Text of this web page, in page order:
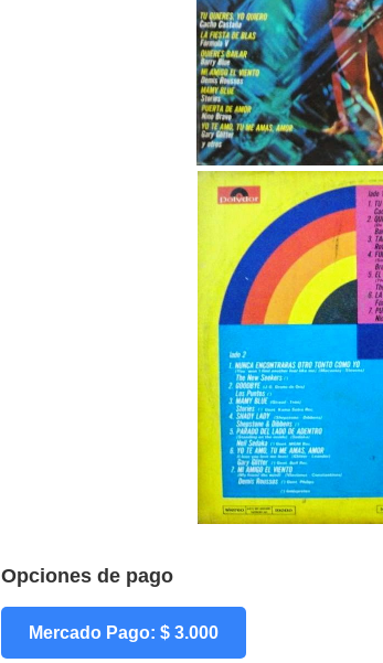
Opciones de pago
Mercado Pago: $ 3.000